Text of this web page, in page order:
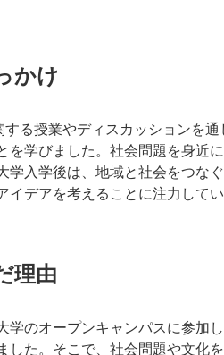
かけ
る授業やディスカッションを
を学びました。社会問題を身近
学入学後は、地域と社会をつな
イデアを考えることに注力してい
理由
学のオープンキャンパスに参加
した。そこで、社会問題や文化